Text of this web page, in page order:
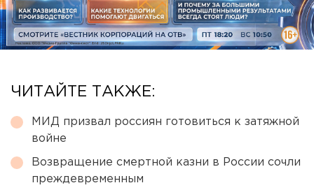
ЧИТАЙТЕ ТАКЖЕ:
МИД призвал россиян готовиться к затяжной
войне
Возвращение смертной казни в России сочли
преждевременным